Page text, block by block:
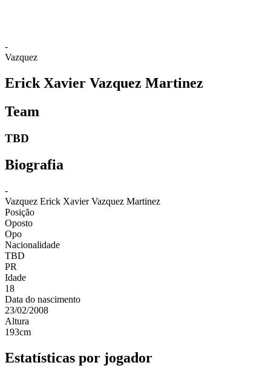
-
Vazquez
Erick Xavier Vazquez Martinez
Team
TBD
Biografia
-
Vazquez Erick Xavier Vazquez Martinez
Posição
Oposto
Opo
Nacionalidade
TBD
PR
Idade
18
Data do nascimento
23/02/2008
Altura
193cm
Estatísticas por jogador